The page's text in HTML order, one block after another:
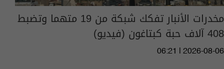
مخدرات الأنبار تفكك شبكة من 19 متهما وتضبط
408 آلاف حبة كبتاغون (فيديو)
06:21 | 2026-08-06